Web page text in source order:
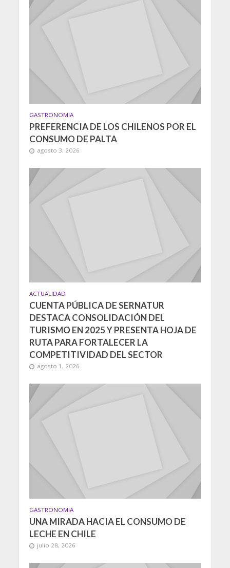
GASTRONOMIA
PREFERENCIA DE LOS CHILENOS POR EL
CONSUMO DE PALTA
agosto 3, 2026
ACTUALIDAD
CUENTA PÚBLICA DE SERNATUR
DESTACA CONSOLIDACIÓN DEL
TURISMO EN 2025 Y PRESENTA HOJA DE
RUTA PARA FORTALECER LA
COMPETITIVIDAD DEL SECTOR
agosto 1, 2026
GASTRONOMIA
UNA MIRADA HACIA EL CONSUMO DE
LECHE EN CHILE
julio 28, 2026